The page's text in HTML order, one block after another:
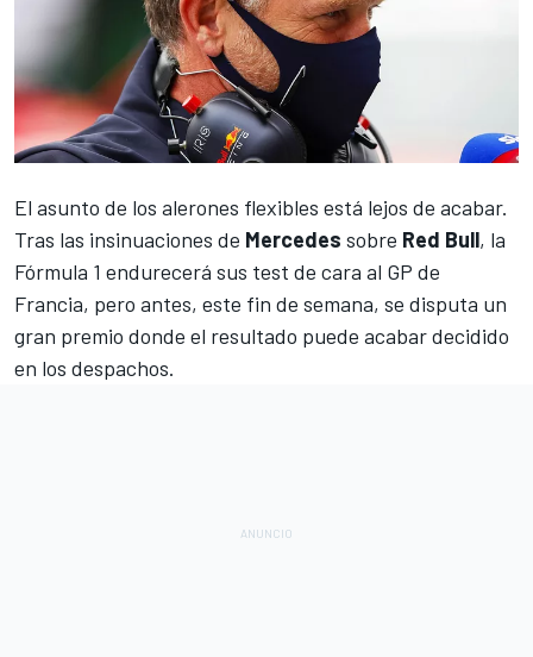
El asunto de los alerones flexibles está lejos de acabar.
Tras las insinuaciones de Mercedes sobre Red Bull, la
Fórmula 1 endurecerá sus test de cara al GP de
Francia, pero antes, este fin de semana, se disputa un
gran premio donde el resultado puede acabar decidido
en los despachos.